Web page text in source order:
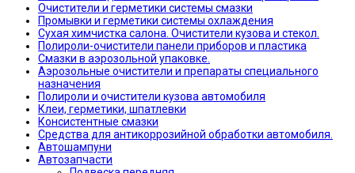
Очистители и герметики системы смазки
Промывки и герметики системы охлаждения
Сухая химчистка салона. Очистители кузова и стекол.
Полироли-очистители панели приборов и пластика
Смазки в аэрозольной упаковке.
Аэрозольные очистители и препараты специального
назначения
Полироли и очистители кузова автомобиля
Клеи, герметики, шпатлевки
Консистентные смазки
Средства для антикоррозийной обработки автомобиля.
Автошампуни
Автозапчасти